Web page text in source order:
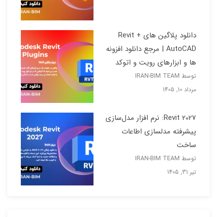
دانلود پلاگین های Revit +
AutoCAD | مرجع دانلود افزونه
ها و ابزارهای رویت و اتوکد
توسط IRAN-BIM TEAM
مرداد 10, 1405
Revit 2027: نرم افزار مدل‌سازی
پیشرفته مدلسازی اطاعات
ساخت
توسط IRAN-BIM TEAM
تیر 31, 1405